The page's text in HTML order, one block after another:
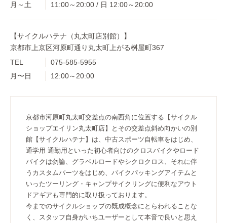
月～土 11:00～20:00 / 日 12:00～20:00
【サイクルハテナ（丸太町店別館）】
京都市上京区河原町通り丸太町上がる桝屋町367
TEL
075-585-5955
月〜日
12:00～20:00
京都市河原町丸太町交差点の南西角に位置する【サイクル
ショップエイリン丸太町店】とその交差点斜め向かいの別
館【サイクルハテナ】は、中古スポーツ自転車をはじめ、
通学用 通勤用といった初心者向けのクロスバイクやロード
バイクは勿論、グラベルロードやシクロクロス、それに伴
うカスタムパーツをはじめ、バイクパッキングアイテムと
いったツーリング・キャンプサイクリングに便利なアウト
ドアギアも専門的に取り扱っております。
今までのサイクルショップの既成概念にとらわれることな
く、スタッフ自身がいちユーザーとして本音で良いと思え